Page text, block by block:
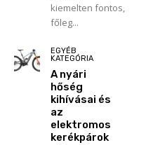
kiemelten fontos,
főleg...
EGYÉB
KATEGÓRIA
A nyári
hőség
kihívásai és
az
elektromos
kerékpárok